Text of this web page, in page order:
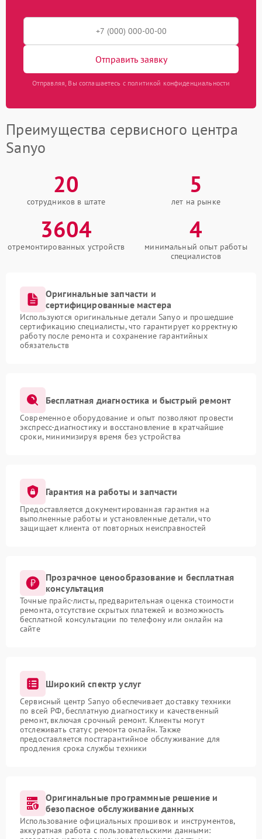
Отправить заявку
Отправляя, Вы соглашаетесь с политикой конфиденциальности
Преимущества сервисного центра
Sanyo
20
сотрудников в штате
5
лет на рынке
3604
отремонтированных устройств
4
минимальный опыт работы
специалистов
Оригинальные запчасти и
сертифицированные мастера
Используются оригинальные детали Sanyo и прошедшие
сертификацию специалисты, что гарантирует корректную
работу после ремонта и сохранение гарантийных
обязательств
Бесплатная диагностика и быстрый ремонт
Современное оборудование и опыт позволяют провести
экспресс-диагностику и восстановление в кратчайшие
сроки, минимизируя время без устройства
Гарантия на работы и запчасти
Предоставляется документированная гарантия на
выполненные работы и установленные детали, что
защищает клиента от повторных неисправностей
Прозрачное ценообразование и бесплатная
консультация
Точные прайс-листы, предварительная оценка стоимости
ремонта, отсутствие скрытых платежей и возможность
бесплатной консультации по телефону или онлайн на
сайте
Широкий спектр услуг
Сервисный центр Sanyo обеспечивает доставку техники
по всей РФ, бесплатную диагностику и качественный
ремонт, включая срочный ремонт. Клиенты могут
отслеживать статус ремонта онлайн. Также
предоставляется постгарантийное обслуживание для
продления срока службы техники
Оригинальные программные решение и
безопасное обслуживание данных
Использование официальных прошивок и инструментов,
аккуратная работа с пользовательскими данными: